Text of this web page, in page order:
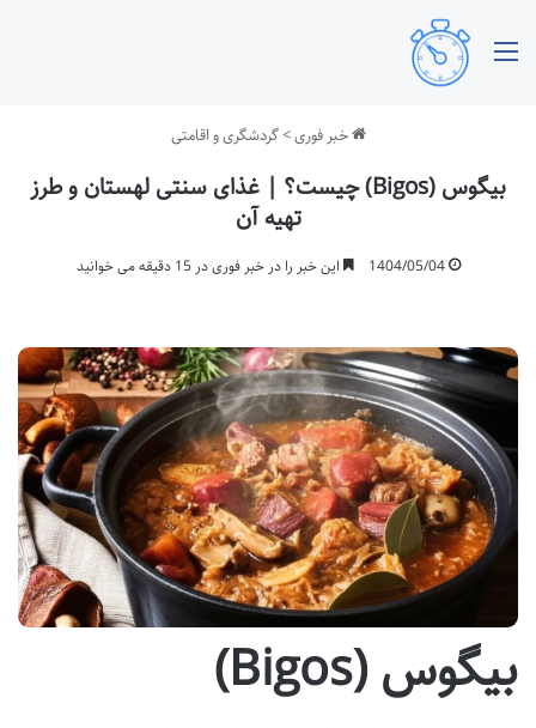
خبر فوری>گردشگری و اقامتی
بیگوس (Bigos) چیست؟ | غذای سنتی لهستان و طرز
تهیه آن
1404/05/04 این خبر را در خبر فوری در 15 دقیقه می خوانید
بیگوس (Bigos)